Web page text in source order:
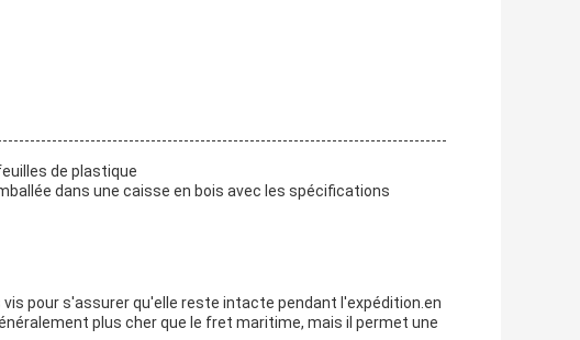
de plastique
dans une caisse en bois avec les spécifications
pour s'assurer qu'elle reste intacte pendant l'expédition.en
plus cher que le fret maritime, mais il permet une